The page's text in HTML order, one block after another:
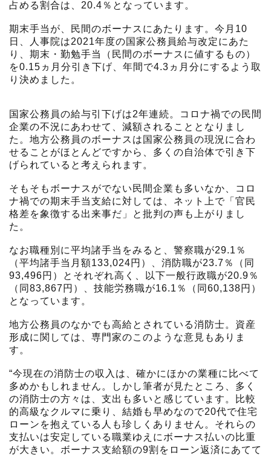
占める割合は、20.4％となっています。
期末手当が、民間のボーナスにあたります。今月10
日、人事院は2021年度の国家公務員給与改定にあた
り、期末・勤勉手当（民間のボーナスに値するもの）
を0.15ヵ月分引き下げ、年間で4.3ヵ月分にするよう取
り決めました。
国家公務員の給与引下げは2年連続。コロナ禍での民間
企業の不況にあわせて、減額されることとなりまし
た。地方公務員のボーナスは国家公務員の現況に合わ
せることがほとんどですから、多くの自治体で引き下
げられていると考えられます。
そもそもボーナスがでない民間企業も多いなか、コロ
ナ禍での期末手当支給に対しては、ネット上で「官民
格差を象徴する出来事だ」と批判の声も上がりまし
た。
なお職種別に平均諸手当をみると、警察職が29.1％
（平均諸手当月額133,024円）、消防職が23.7％（同
93,496円）とそれぞれ高く、以下一般行政職が20.9％
（同83,867円）、技能労務職が16.1％（同60,138円）
となっています。
地方公務員のなかでも高給とされている消防士。資産
形成に関しては、専門家のこのような意見もありま
す。
“今現在の消防士の収入は、確かにほかの業種に比べて
多めかもしれません。しかし筆者が見たところ、多く
の消防士の方々は、支出も多いと感じています。比較
的高級なクルマに乗り、結婚も早めなので20代で住宅
ローンを抱えている人も珍しくありません。それらの
支払いは安定している職業ゆえにボーナス払いの比重
が大きい。ボーナス支給額の9割をローン返済にあてて